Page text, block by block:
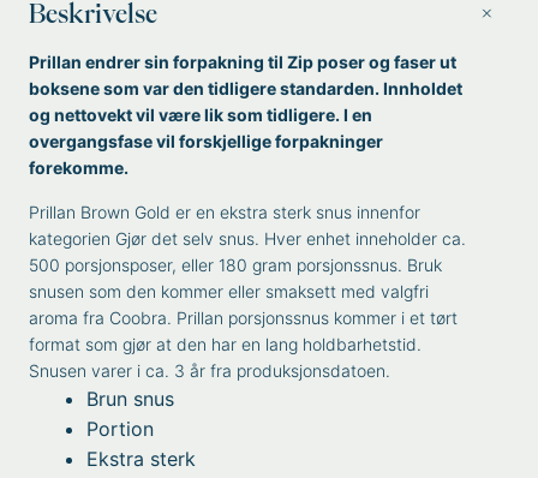
Beskrivelse
Prillan endrer sin forpakning til Zip poser og faser ut
boksene som var den tidligere standarden. Innholdet
og nettovekt vil være lik som tidligere. I en
overgangsfase vil forskjellige forpakninger
forekomme.
Prillan Brown Gold er en ekstra sterk snus innenfor
kategorien Gjør det selv snus. Hver enhet inneholder ca.
500 porsjonsposer, eller 180 gram porsjonssnus. Bruk
snusen som den kommer eller smaksett med valgfri
aroma fra Coobra. Prillan porsjonssnus kommer i et tørt
format som gjør at den har en lang holdbarhetstid.
Snusen varer i ca. 3 år fra produksjonsdatoen.
Brun snus
Portion
Ekstra sterk